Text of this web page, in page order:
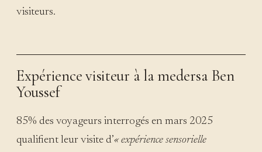
visiteurs.
Expérience visiteur à la medersa Ben
Youssef
85% des voyageurs interrogés en mars 2025
qualifient leur visite d’« expérience sensorielle